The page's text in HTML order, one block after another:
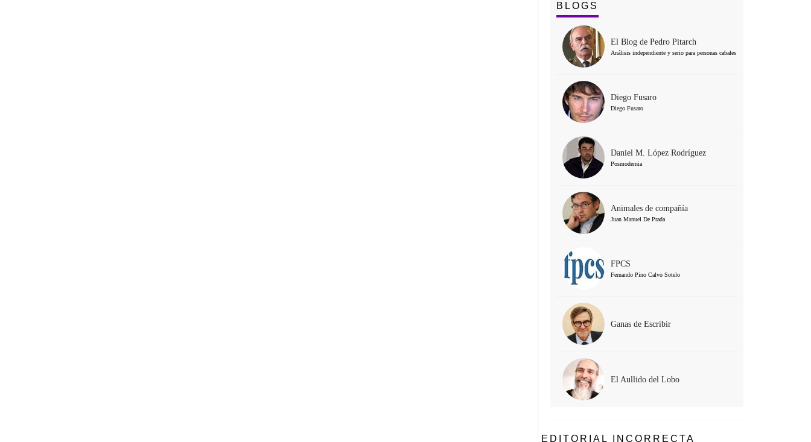
BLOGS
El Blog de Pedro Pitarch
Análisis independiente y serio para personas cabales
Diego Fusaro
Diego Fusaro
Daniel M. López Rodríguez
Posmodernia
Animales de compañía
Juan Manuel De Prada
FPCS
Fernando Pino Calvo Sotelo
Ganas de Escribir
El Aullido del Lobo
EDITORIAL INCORRECTA